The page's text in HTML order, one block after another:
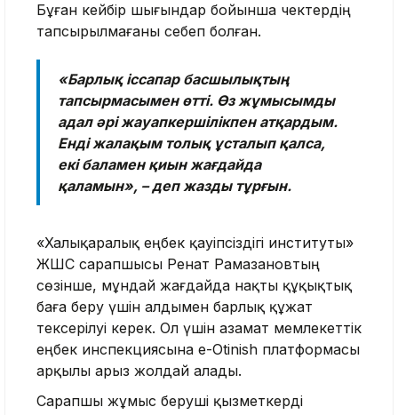
Бұған кейбір шығындар бойынша чектердің
тапсырылмағаны себеп болған.
«Барлық іссапар басшылықтың
тапсырмасымен өтті. Өз жұмысымды
адал әрі жауапкершілікпен атқардым.
Енді жалақым толық ұсталып қалса,
екі баламен қиын жағдайда
қаламын», – деп жазды тұрғын.
«Халықаралық еңбек қауіпсіздігі институты»
ЖШС сарапшысы Ренат Рамазановтың
сөзінше, мұндай жағдайда нақты құқықтық
баға беру үшін алдымен барлық құжат
тексерілуі керек. Ол үшін азамат мемлекеттік
еңбек инспекциясына e-Otinish платформасы
арқылы арыз жолдай алады.
Сарапшы жұмыс беруші қызметкерді